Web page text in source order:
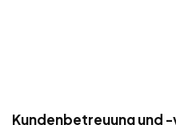
Kundenbetreuung und